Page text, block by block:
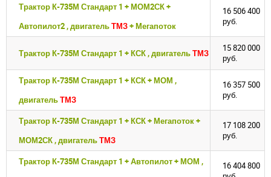
Трактор К-735М Стандарт 1 + МОМ2СК +
Автопилот2 , двигательТМЗ+ Мегапоток
16 506 400
руб.
Трактор К-735М Стандарт 1 + КСК , двигательТМЗ
15 820 000
руб.
Трактор К-735М Стандарт 1 + КСК + МОМ ,
двигательТМЗ
16 357 500
руб.
Трактор К-735М Стандарт 1 + КСК + Мегапоток +
МОМ2СК , двигательТМЗ
17 108 200
руб.
Трактор К-735М Стандарт 1 + Автопилот + МОМ ,
16 404 800
Закрыть окно
Закрыть окно